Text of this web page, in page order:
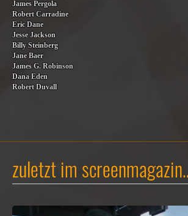
James Pergola
Robert Carradine
Eric Dane
Jesse Jackson
Billy Steinberg
Jane Baer
James G. Robinson
Dana Eden
Robert Duvall
zuletzt im